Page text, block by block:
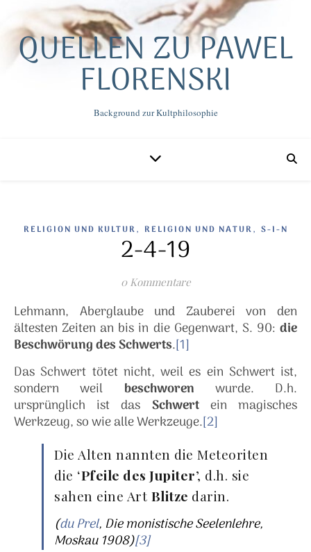
QUELLEN ZU PAWEL
FLORENSKI
Background zur Kultphilosophie
RELIGION UND KULTUR, RELIGION UND NATUR, S-I-N
2-4-19
0 Kommentare
Lehmann, Aberglaube und Zauberei von den
ältesten Zeiten an bis in die Gegenwart, S. 90: die
Beschwörung des Schwerts.[1]
Das Schwert tötet nicht, weil es ein Schwert ist,
sondern weil beschworen wurde. D.h.
ursprünglich ist das Schwert ein magisches
Werkzeug, so wie alle Werkzeuge.[2]
Die Alten nannten die Meteoriten
die ‘Pfeile des Jupiter’, d.h. sie
sahen eine Art Blitze darin.
(du Prel, Die monistische Seelenlehre,
Moskau 1908)[3]